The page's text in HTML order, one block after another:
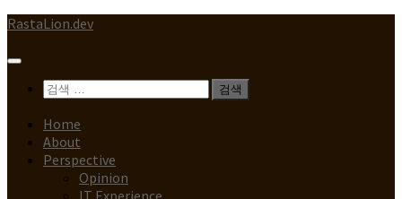
Skip
content
RastaLion.dev
검
Home
About
Perspective
Opinion
IT Experience